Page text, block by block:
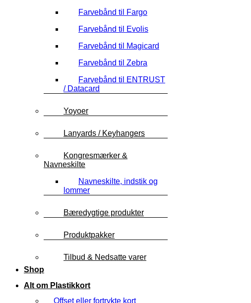
Farvebånd til Fargo
Farvebånd til Evolis
Farvebånd til Magicard
Farvebånd til Zebra
Farvebånd til ENTRUST
/ Datacard
Yoyoer
Lanyards / Keyhangers
Kongresmærker &
Navneskilte
Navneskilte, indstik og
lommer
Bæredygtige produkter
Produktpakker
Tilbud & Nedsatte varer
Shop
Alt om Plastikkort
Offset eller fortrykte kort